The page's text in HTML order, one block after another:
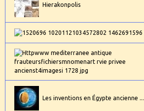
Hierakonpolis
Les inventions en Égypte ancienne ...